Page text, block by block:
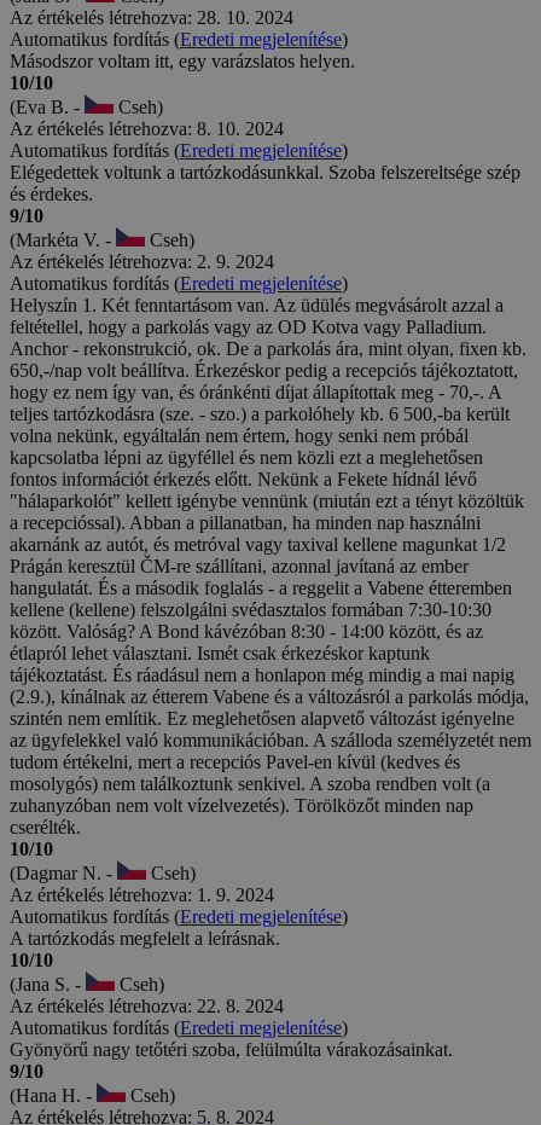
Az értékelés létrehozva: 28. 10. 2024
Automatikus fordítás (Eredeti megjelenítése)
Másodszor voltam itt, egy varázslatos helyen.
10/10
(Eva B. -
Cseh)
Az értékelés létrehozva: 8. 10. 2024
Automatikus fordítás (Eredeti megjelenítése)
Elégedettek voltunk a tartózkodásunkkal. Szoba felszereltsége szép
és érdekes.
9/10
(Markéta V. -
Cseh)
Az értékelés létrehozva: 2. 9. 2024
Automatikus fordítás (Eredeti megjelenítése)
Helyszín 1. Két fenntartásom van. Az üdülés megvásárolt azzal a
feltétellel, hogy a parkolás vagy az OD Kotva vagy Palladium.
Anchor - rekonstrukció, ok. De a parkolás ára, mint olyan, fixen kb.
650,-/nap volt beállítva. Érkezéskor pedig a recepciós tájékoztatott,
hogy ez nem így van, és óránkénti díjat állapítottak meg - 70,-. A
teljes tartózkodásra (sze. - szo.) a parkolóhely kb. 6 500,-ba került
volna nekünk, egyáltalán nem értem, hogy senki nem próbál
kapcsolatba lépni az ügyféllel és nem közli ezt a meglehetősen
fontos információt érkezés előtt. Nekünk a Fekete hídnál lévő
"hálaparkolót" kellett igénybe vennünk (miután ezt a tényt közöltük
a recepcióssal). Abban a pillanatban, ha minden nap használni
akarnánk az autót, és metróval vagy taxival kellene magunkat 1/2
Prágán keresztül ČM-re szállítani, azonnal javítaná az ember
hangulatát. És a második foglalás - a reggelit a Vabene étteremben
kellene (kellene) felszolgálni svédasztalos formában 7:30-10:30
között. Valóság? A Bond kávézóban 8:30 - 14:00 között, és az
étlapról lehet választani. Ismét csak érkezéskor kaptunk
tájékoztatást. És ráadásul nem a honlapon még mindig a mai napig
(2.9.), kínálnak az étterem Vabene és a változásról a parkolás módja,
szintén nem említik. Ez meglehetősen alapvető változást igényelne
az ügyfelekkel való kommunikációban. A szálloda személyzetét nem
tudom értékelni, mert a recepciós Pavel-en kívül (kedves és
mosolygós) nem találkoztunk senkivel. A szoba rendben volt (a
zuhanyzóban nem volt vízelvezetés). Törölközőt minden nap
cserélték.
10/10
(Dagmar N. -
Cseh)
Az értékelés létrehozva: 1. 9. 2024
Automatikus fordítás (Eredeti megjelenítése)
A tartózkodás megfelelt a leírásnak.
10/10
(Jana S. -
Cseh)
Az értékelés létrehozva: 22. 8. 2024
Automatikus fordítás (Eredeti megjelenítése)
Gyönyörű nagy tetőtéri szoba, felülmúlta várakozásainkat.
9/10
(Hana H. -
Cseh)
Az értékelés létrehozva: 5. 8. 2024